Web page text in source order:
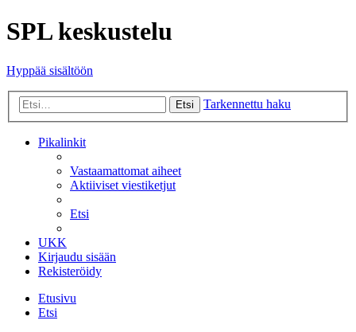
SPL keskustelu
Hyppää sisältöön
Etsi Tarkennettu haku
Pikalinkit
Vastaamattomat aiheet
Aktiiviset viestiketjut
Etsi
UKK
Kirjaudu sisään
Rekisteröidy
Etusivu
Etsi